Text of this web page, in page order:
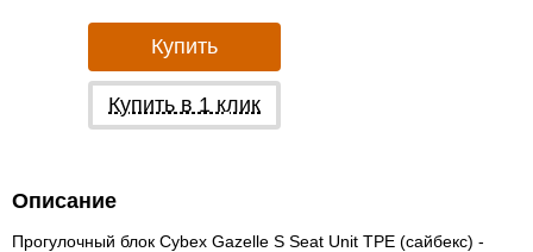
Купить
Купить в 1 клик
Описание
Прогулочный блок Cybex Gazelle S Seat Unit TPE (сайбекс) -